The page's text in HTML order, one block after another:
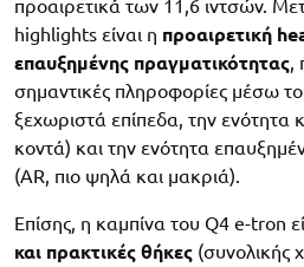
προαιρετικά των 11,6 ιντσών.
highlights είναι η προαιρετική
επαυξημένης πραγματικότητας,
σημαντικές πληροφορίες μέσω
ξεχωριστά επίπεδα, την ενότητα
κοντά) και την ενότητα
(AR, πιο ψηλά και μακριά).
Επίσης, η καμπίνα του Q4 e-tron
και πρακτικές θήκες (συνολικής